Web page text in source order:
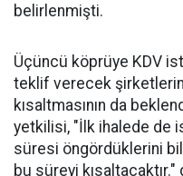
belirlenmişti.
Üçüncü köprüye KDV
teklif verecek
kısaltmasının da
yetkilisi, "İlk ihalede de
süresi öngördüklerini
bu süreyi